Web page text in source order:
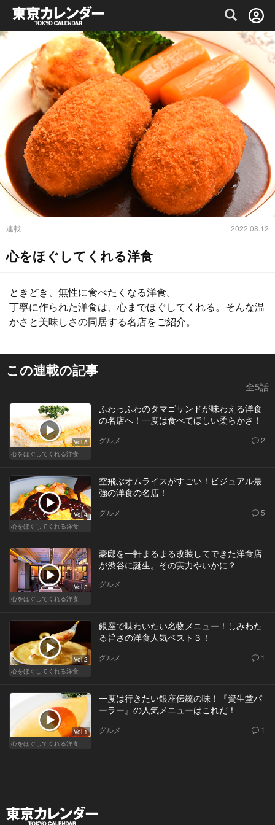
グルメ情報・プレミアムレストラン予約
連載 2022.08.12
心をほぐしてくれる洋食
ときどき、無性に食べたくなる洋食。
丁寧に作られた洋食は、心までほぐしてくれる。そんな温
かさと美味しさの同居する名店をご紹介。
この連載の記事
全5話
Vol.5
心をほぐしてくれる洋食
ふわっふわのタマゴサンドが味わえる洋食
の名店へ！一度は食べてほしい柔らかさ！
グルメ 2
Vol.4
心をほぐしてくれる洋食
空飛ぶオムライスがすごい！ビジュアル最
強の洋食の名店！
グルメ 5
Vol.3
心をほぐしてくれる洋食
豪邸を一軒まるまる改装してできた洋食店
が渋谷に誕生。その実力やいかに？
グルメ
Vol.2
心をほぐしてくれる洋食
銀座で味わいたい名物メニュー！しみわた
る旨さの洋食人気ベスト３！
グルメ 1
Vol.1
心をほぐしてくれる洋食
一度は行きたい銀座伝統の味！『資生堂パ
ーラー』の人気メニューはこれだ！
グルメ 1